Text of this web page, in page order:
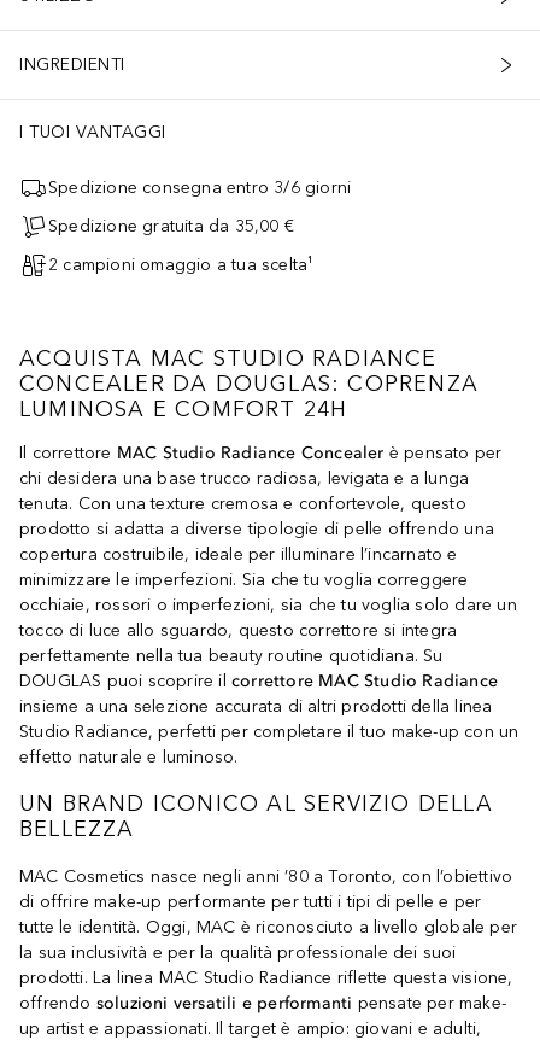
INGREDIENTI
I TUOI VANTAGGI
Spedizione consegna entro 3/6 giorni
Spedizione gratuita da 35,00 €
2 campioni omaggio a tua scelta¹
ACQUISTA MAC STUDIO RADIANCE
CONCEALER DA DOUGLAS: COPRENZA
LUMINOSA E COMFORT 24H
Il correttore MAC Studio Radiance Concealer è pensato per
chi desidera una base trucco radiosa, levigata e a lunga
tenuta. Con una texture cremosa e confortevole, questo
prodotto si adatta a diverse tipologie di pelle offrendo una
copertura costruibile, ideale per illuminare l’incarnato e
minimizzare le imperfezioni. Sia che tu voglia correggere
occhiaie, rossori o imperfezioni, sia che tu voglia solo dare un
tocco di luce allo sguardo, questo correttore si integra
perfettamente nella tua beauty routine quotidiana. Su
DOUGLAS puoi scoprire il correttore MAC Studio Radiance
insieme a una selezione accurata di altri prodotti della linea
Studio Radiance, perfetti per completare il tuo make-up con un
effetto naturale e luminoso.
UN BRAND ICONICO AL SERVIZIO DELLA
BELLEZZA
MAC Cosmetics nasce negli anni ’80 a Toronto, con l’obiettivo
di offrire make-up performante per tutti i tipi di pelle e per
tutte le identità. Oggi, MAC è riconosciuto a livello globale per
la sua inclusività e per la qualità professionale dei suoi
prodotti. La linea MAC Studio Radiance riflette questa visione,
offrendo soluzioni versatili e performanti pensate per make-
up artist e appassionati. Il target è ampio: giovani e adulti,